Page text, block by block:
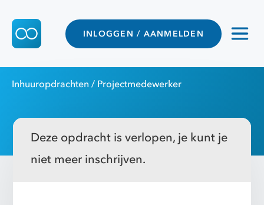
INLOGGEN / AANMELDEN
Inhuuropdrachten / Projectmedewerker
Deze opdracht is verlopen, je kunt je
niet meer inschrijven.